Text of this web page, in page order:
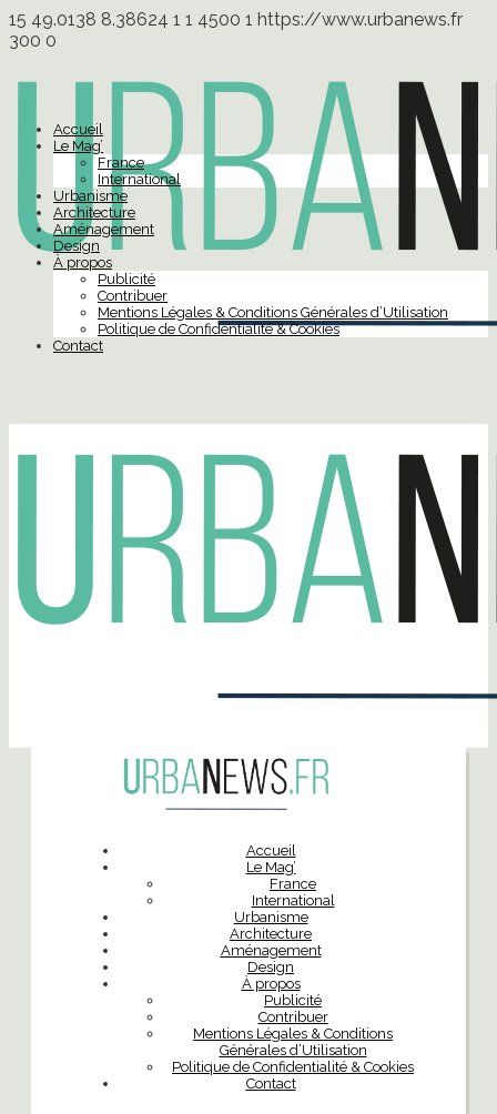
15 49.0138 8.38624 1 1 4500 1 https://www.urbanews.fr
300 0
Accueil
Le Mag’
France
International
Urbanisme
Architecture
Aménagement
Design
À propos
Publicité
Contribuer
Mentions Légales & Conditions Générales d’Utilisation
Politique de Confidentialité & Cookies
Contact
Accueil
Le Mag’
France
International
Urbanisme
Architecture
Aménagement
Design
À propos
Publicité
Contribuer
Mentions Légales & Conditions
Générales d’Utilisation
Politique de Confidentialité & Cookies
Contact